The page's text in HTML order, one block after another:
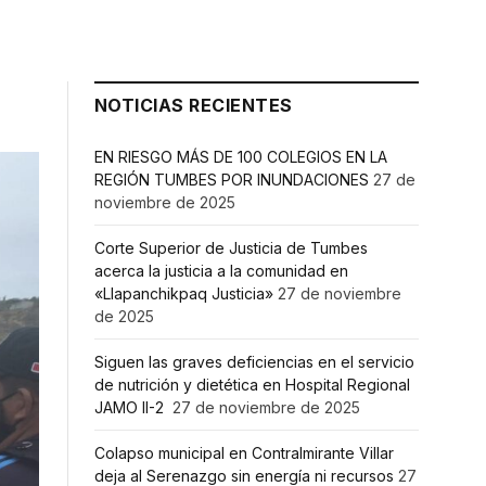
NOTICIAS RECIENTES
EN RIESGO MÁS DE 100 COLEGIOS EN LA
REGIÓN TUMBES POR INUNDACIONES 27 de
noviembre de 2025
Corte Superior de Justicia de Tumbes
acerca la justicia a la comunidad en
«Llapanchikpaq Justicia» 27 de noviembre
de 2025
Siguen las graves deficiencias en el servicio
de nutrición y dietética en Hospital Regional
JAMO II-2 27 de noviembre de 2025
Colapso municipal en Contralmirante Villar
deja al Serenazgo sin energía ni recursos 27